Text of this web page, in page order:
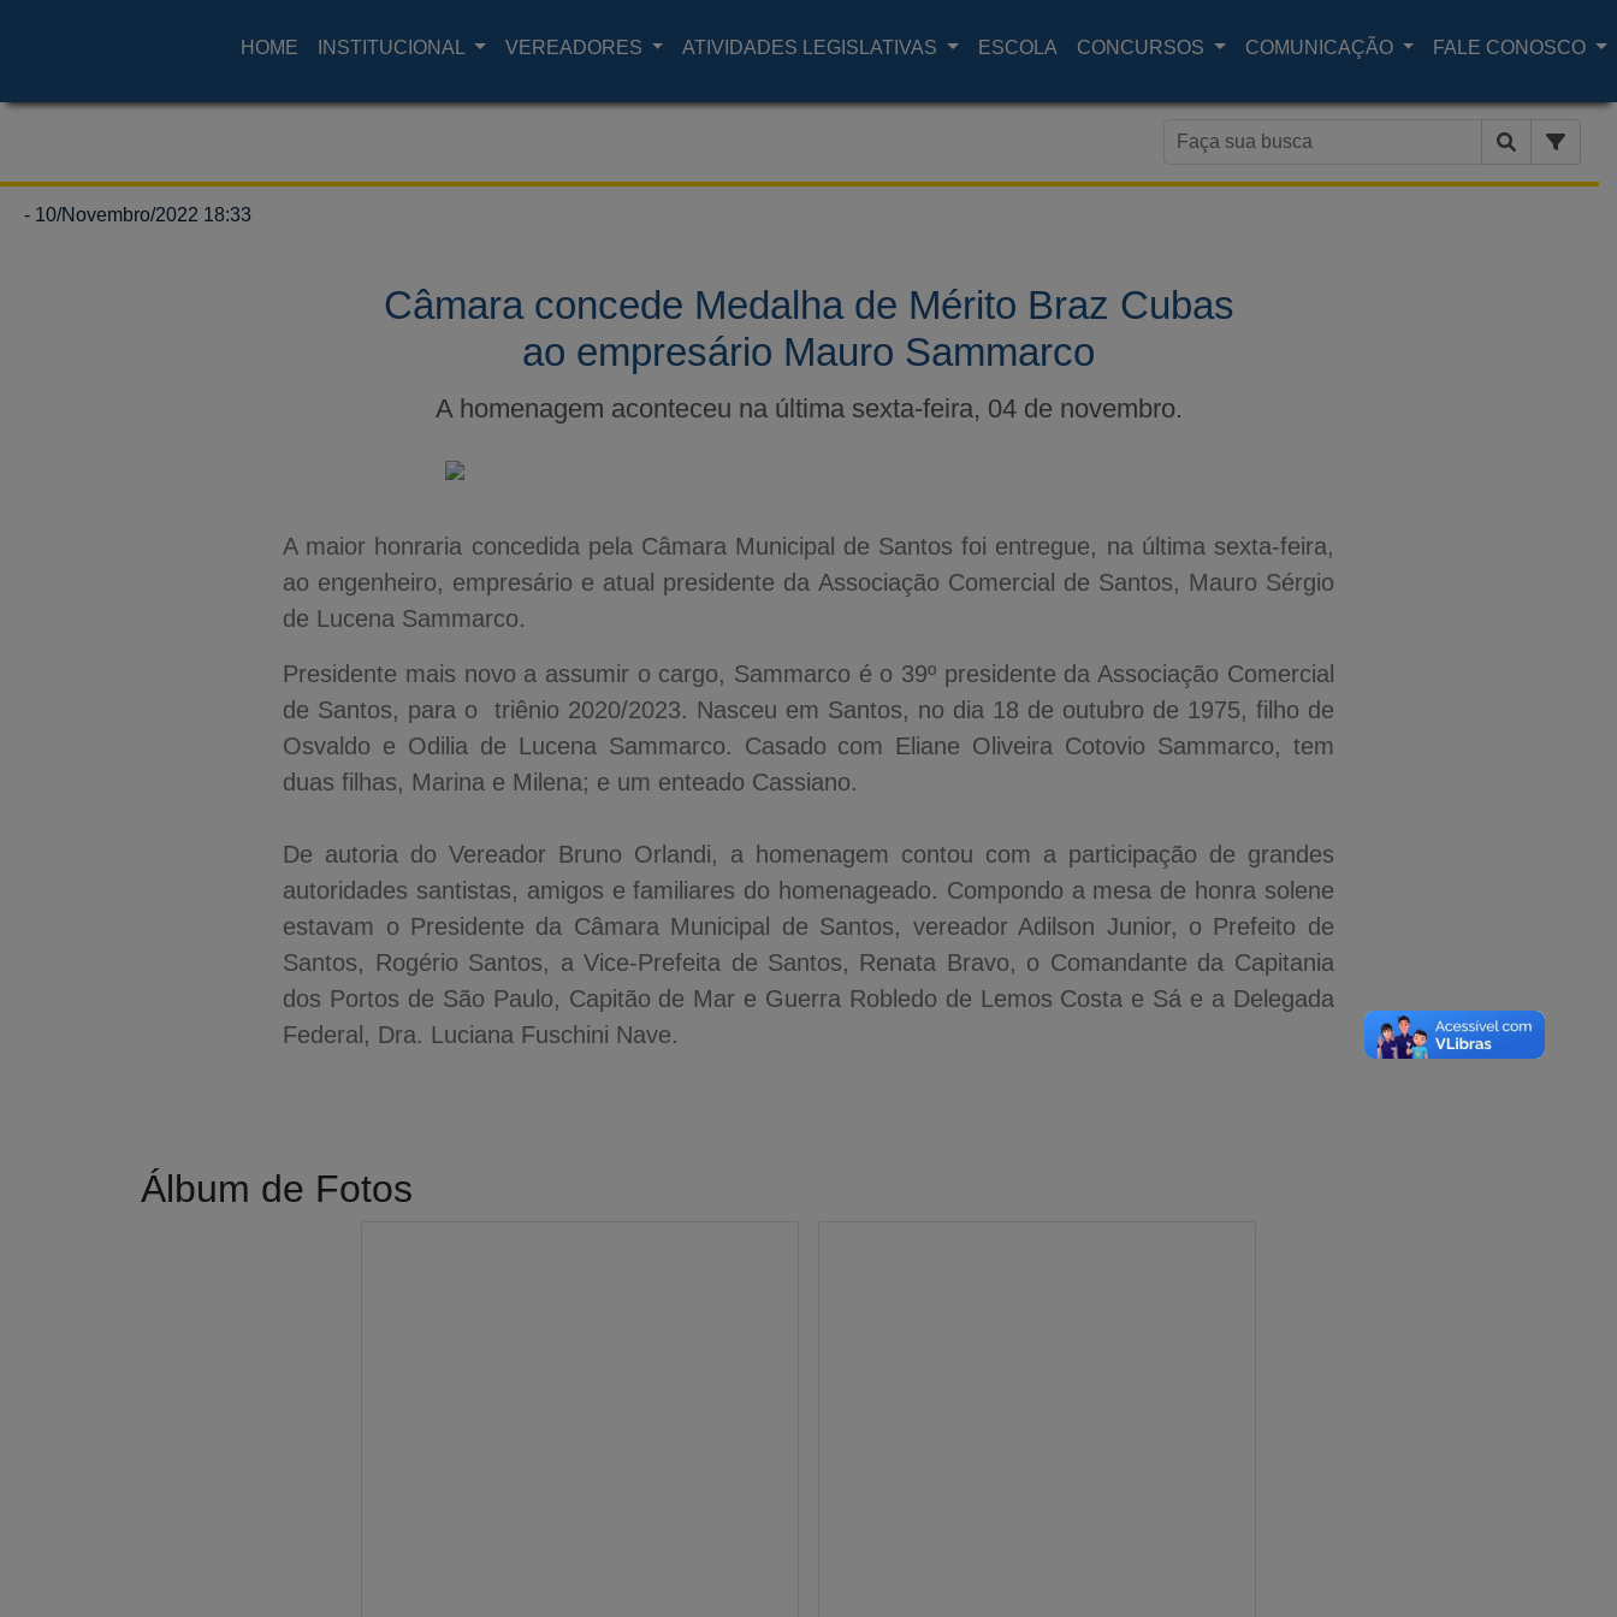
HOME INSTITUCIONAL VEREADORES ATIVIDADES LEGISLATIVAS ESCOLA CONCURSOS COMUNICAÇÃO FALE CONOSCO
- 10/Novembro/2022 18:33
Câmara concede Medalha de Mérito Braz Cubas
ao empresário Mauro Sammarco
A homenagem aconteceu na última sexta-feira, 04 de novembro.
A maior honraria concedida pela Câmara Municipal de Santos foi entregue, na última sexta-feira,
ao engenheiro, empresário e atual presidente da Associação Comercial de Santos, Mauro Sérgio
de Lucena Sammarco.
Presidente mais novo a assumir o cargo, Sammarco é o 39º presidente da Associação Comercial
de Santos, para o triênio 2020/2023. Nasceu em Santos, no dia 18 de outubro de 1975, filho de
Osvaldo e Odilia de Lucena Sammarco. Casado com Eliane Oliveira Cotovio Sammarco, tem
duas filhas, Marina e Milena; e um enteado Cassiano.
De autoria do Vereador Bruno Orlandi, a homenagem contou com a participação de grandes
autoridades santistas, amigos e familiares do homenageado. Compondo a mesa de honra solene
estavam o Presidente da Câmara Municipal de Santos, vereador Adilson Junior, o Prefeito de
Santos, Rogério Santos, a Vice-Prefeita de Santos, Renata Bravo, o Comandante da Capitania
dos Portos de São Paulo, Capitão de Mar e Guerra Robledo de Lemos Costa e Sá e a Delegada
Federal, Dra. Luciana Fuschini Nave.
Álbum de Fotos